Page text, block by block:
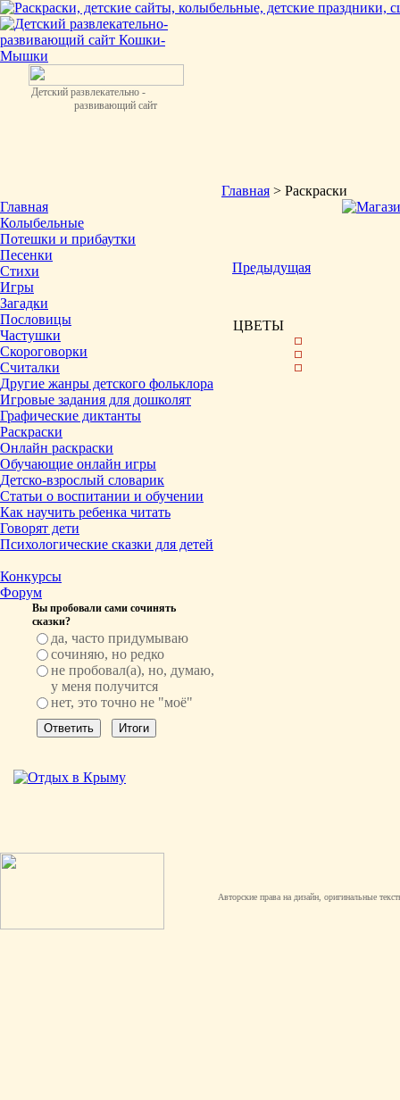
Детский развлекательно -
развивающий сайт
Главная
Колыбельные
Потешки и прибаутки
Песенки
Стихи
Игры
Загадки
Пословицы
Частушки
Скороговорки
Считалки
Другие жанры детского фольклора
Игровые задания для дошколят
Графические диктанты
Раскраски
Онлайн раскраски
Обучающие онлайн игры
Детско-взрослый словарик
Статьи о воспитании и обучении
Как научить ребенка читать
Говорят дети
Психологические сказки для детей
Конкурсы
Форум
Вы пробовали сами сочинять
сказки?
да, часто придумываю
сочиняю, но редко
не пробовал(а), но, думаю,
у меня получится
нет, это точно не "моё"
Главная > Раскраски
Предыдущая
ЦВЕТЫ
Авторские права на дизайн, оригинальные